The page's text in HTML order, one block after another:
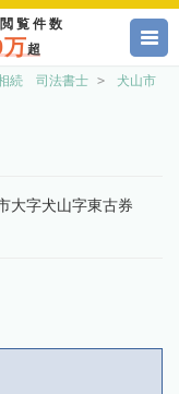
覧件数
超
続 司法書士 犬山市
大字犬山字東古券